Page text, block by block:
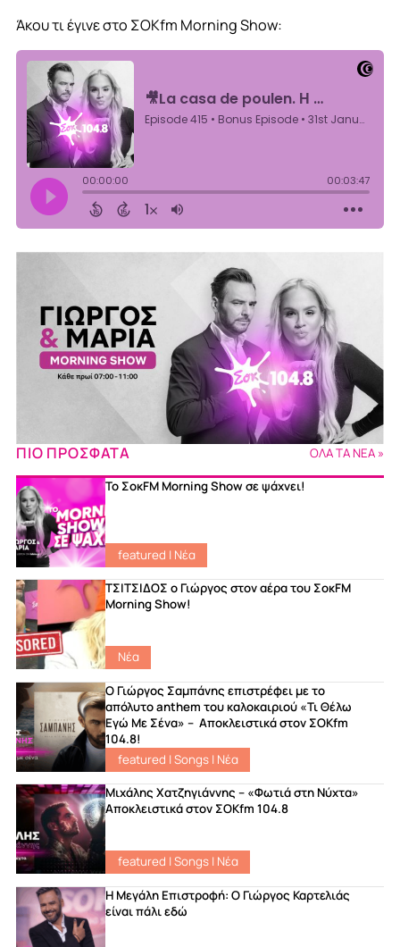
Άκου τι έγινε στο ΣΟΚfm Morning Show:
ΠΙΟ ΠΡΟΣΦΑΤΑ ΟΛΑ ΤΑ ΝΕΑ »
Το ΣοκFM Morning Show σε ψάχνει!
featured | Νέα
ΤΣΙΤΣΙΔΟΣ ο Γιώργος στον αέρα του ΣοκFM
Morning Show!
Νέα
Ο Γιώργος Σαμπάνης επιστρέφει με το
απόλυτο anthem του καλοκαιριού «Τι Θέλω
Εγώ Με Σένα» – Αποκλειστικά στον ΣΟΚfm
104.8!
featured |Songs| Νέα
Μιχάλης Χατζηγιάννης – «Φωτιά στη Νύχτα»
Αποκλειστικά στον ΣΟΚfm 104.8
featured |Songs| Νέα
Η Μεγάλη Επιστροφή: Ο Γιώργος Καρτελιάς
είναι πάλι εδώ